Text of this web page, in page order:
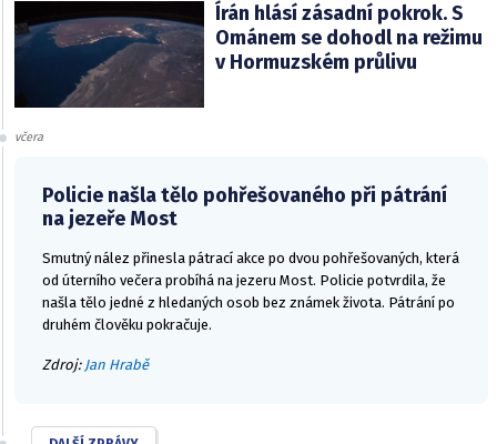
Írán hlásí zásadní pokrok. S
Ománem se dohodl na režimu
v Hormuzském průlivu
včera
Policie našla tělo pohřešovaného při pátrání
na jezeře Most
Smutný nález přinesla pátrací akce po dvou pohřešovaných, která
od úterního večera probíhá na jezeru Most. Policie potvrdila, že
našla tělo jedné z hledaných osob bez známek života. Pátrání po
druhém člověku pokračuje.
Zdroj: Jan Hrabě